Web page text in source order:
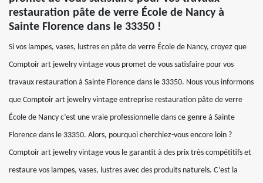
restauration pâte de verre École de Nancy à
Sainte Florence dans le 33350 !
Si vos lampes, vases, lustres en pâte de verre École de Nancy, croyez que
Comptoir art jewelry vintage vous promet de vous satisfaire pour vos
travaux restauration à Sainte Florence dans le 33350. Nous vous informons
que Comptoir art jewelry vintage entreprise restauration pâte de verre
École de Nancy c’est une vraie professionnelle dans ce genre à Sainte
Florence dans le 33350. Alors, pourquoi cherchiez-vous encore loin ?
Comptoir art jewelry vintage vous le garantit à des prix très compétitifs et
restaure vos lampes, vases, lustres avec des produits naturels. C’est la